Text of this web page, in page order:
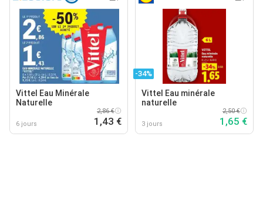
Vittel Eau Minérale
Naturelle
6 jours
2,86 €
1,43 €
-34%
Vittel Eau minérale
naturelle
3 jours
2,50 €
1,65 €